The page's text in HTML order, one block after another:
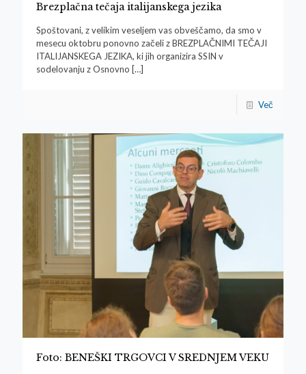
Brezplačna tečaja italijanskega jezika
Spoštovani, z velikim veseljem vas obveščamo, da smo v
mesecu oktobru ponovno začeli z BREZPLAČNIMI TEČAJI
ITALIJANSKEGA JEZIKA, ki jih organizira SSIN v
sodelovanju z Osnovno […]
Več
Foto: BENEŠKI TRGOVCI V SREDNJEM VEKU